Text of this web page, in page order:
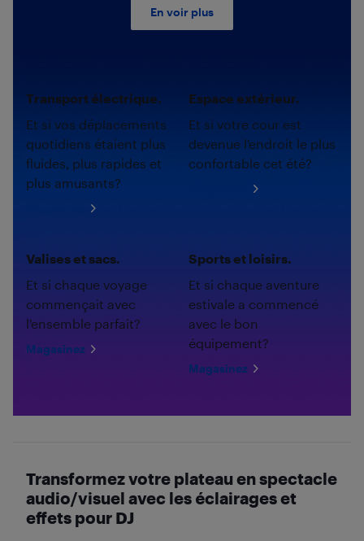
En voir plus
Transport électrique.
Et si vos déplacements
quotidiens étaient plus
fluides, plus rapides et
plus amusants?
Espace extérieur.
Et si votre cour est
devenue l'endroit le plus
confortable cet été?
Valises et sacs.
Et si chaque voyage
commençait avec
l'ensemble parfait?
Magasinez
Sports et loisirs.
Et si chaque aventure
estivale a commencé
avec le bon
équipement?
Magasinez
Transformez votre plateau en spectacle
audio/visuel avec les éclairages et
effets pour DJ